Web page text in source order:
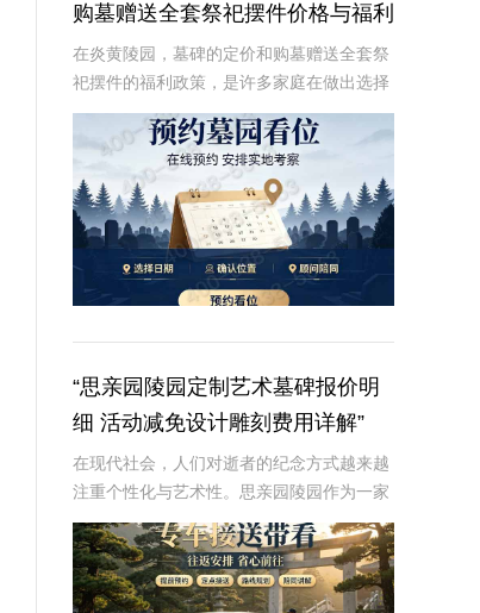
购墓赠送全套祭祀摆件价格与福利
深度解析
在炎黄陵园，墓碑的定价和购墓赠送全套祭
祀摆件的福利政策，是许多家庭在做出选择
时的重要考虑因素。本文将从专业角度深入
解析这些内容，为读者提供有价值、信息丰
富的信息。☎ 炎黄陵园电话:400-838-50
“思亲园陵园定制艺术墓碑报价明
细 活动减免设计雕刻费用详解”
在现代社会，人们对逝者的纪念方式越来越
注重个性化与艺术性。思亲园陵园作为一家
专业的陵园服务提供商，推出了定制艺术墓
碑服务，以满足客户对逝者的特殊纪念需
求。本文将详细介绍思亲园陵园定制艺术墓
碑的报价明细